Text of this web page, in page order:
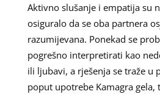
Aktivno slušanje i empatija su
osiguralo da se oba partnera
razumijevana. Ponekad se
pogrešno interpretirati kao
ili ljubavi, a rješenja se traže u
poput upotrebe Kamagra gela,